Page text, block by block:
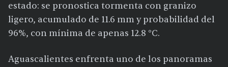
estado: se pronostica tormenta con granizo
ligero, acumulado de 11.6 mm y probabilidad del
96%, con mínima de apenas 12.8 °C.
Aguascalientes enfrenta uno de los panoramas